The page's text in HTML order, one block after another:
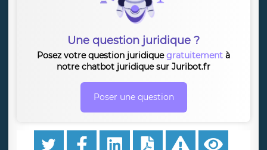
Une question juridique ?
Posez votre question juridiquegratuitement à
notre chatbot juridique sur Juribot.fr
Poser une question